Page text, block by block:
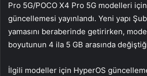
Pro 5G/POCO X4 Pro 5G modelleri
güncellemesi yayınlandı. Yeni yapı
yamasını beraberinde getirirken,
boyutunun 4 ila 5 GB arasında
İlgili modeller için HyperOS